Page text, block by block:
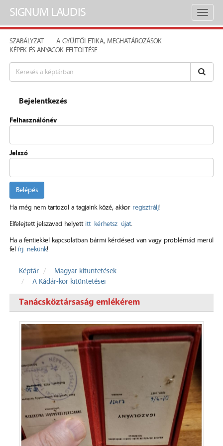
Toggle
SIGNUM LAUDIS
SZABÁLYZAT
A GYŰJTŐI ETIKA, MEGHATÁROZÁSOK
KÉPEK ÉS ANYAGOK FELTÖLTÉSE
Bejelentkezés
Felhasználónév
Jelszó
Belépés
Ha még nem tartozol a tagjaink közé, akkor regisztrálj!
Elfelejtett jelszavad helyett itt kérhetsz újat.
Ha a fentiekkel kapcsolatban bármi kérdésed van vagy problémád merül
fel írj nekünk!
Képtár
Magyar kitüntetések
A Kádár-kor kitüntetései
Tanácsköztársaság emlékérem